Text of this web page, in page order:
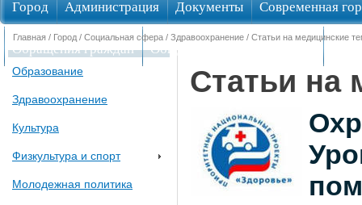
Город Администрация Документы Современная
Обращения граждан Общественные обсуждения
Главная / Город / Социальная сфера / Здравоохранение / Статьи на медицинские
Образование
Здравоохранение
Культура
Физкультура и спорт
Молодежная политика
Статьи на